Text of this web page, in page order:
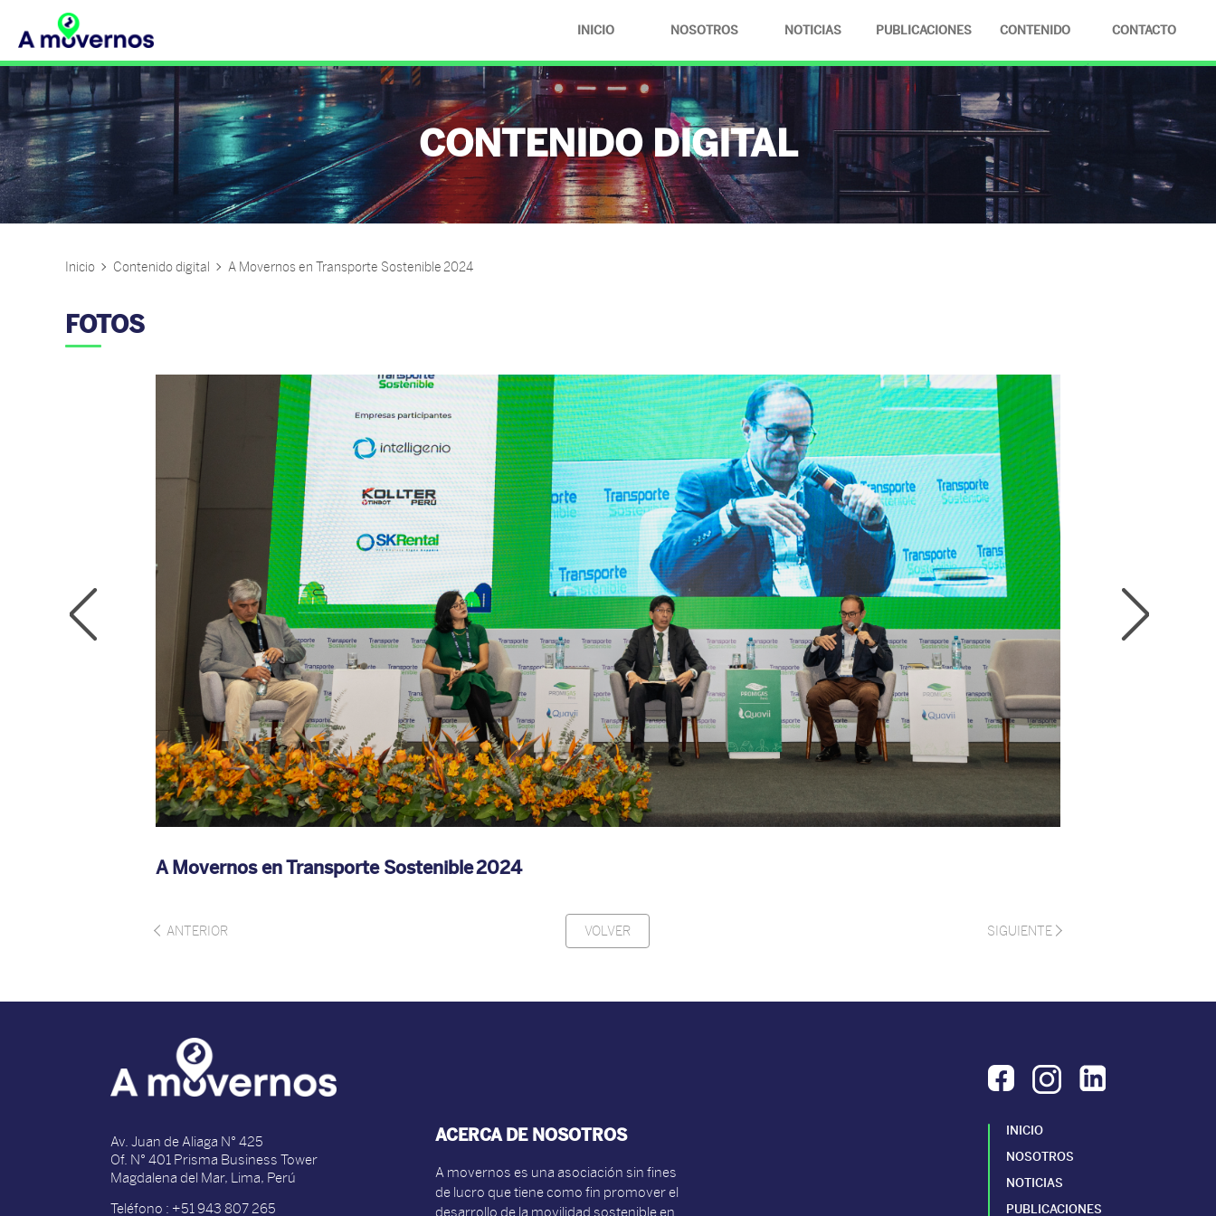
INICIO NOSOTROS
¿QUIÉNES
SOMOS?
COMPROMISOS
NOTICIAS PUBLICACIONES CONTENIDO
FOTOS
CONTACTO
CONTENIDO DIGITAL
Inicio Contenido digital A Movernos en Transporte Sostenible 2024
FOTOS
A Movernos en Transporte Sostenible 2024
ANTERIOR VOLVER SIGUIENTE
Av. Juan de Aliaga N° 425
Of. N° 401 Prisma Business Tower
Magdalena del Mar, Lima, Perú
Teléfono : +51 943 807 265
ACERCA DE NOSOTROS
A movernos es una asociación sin fines
de lucro que tiene como fin promover el
desarrollo de la movilidad sostenible en
INICIO
NOSOTROS
NOTICIAS
PUBLICACIONES